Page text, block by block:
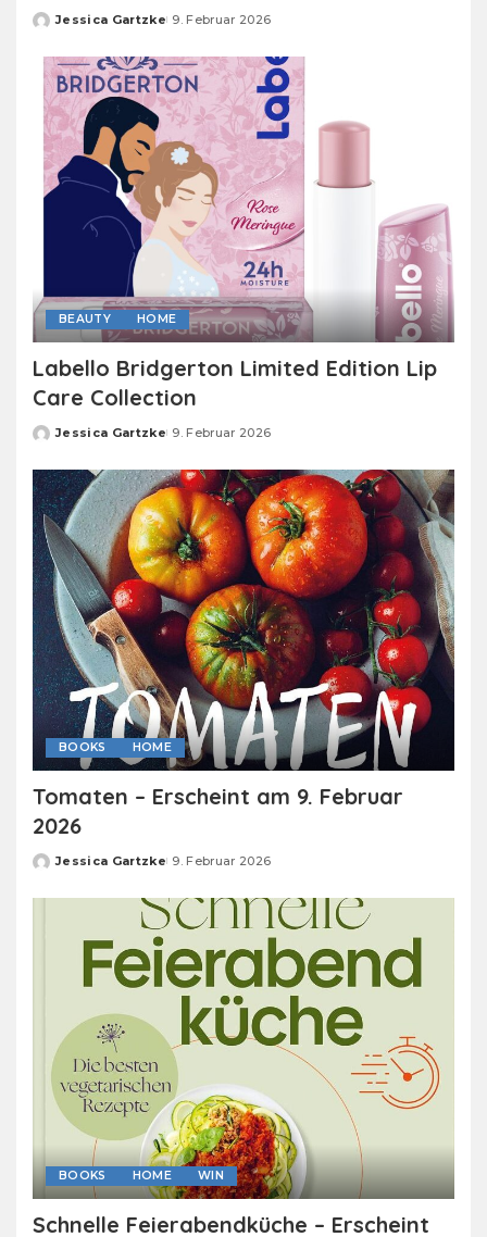
Posted
Jessica Gartzke 9. Februar 2026
BEAUTY HOME
Labello Bridgerton Limited Edition Lip
Care Collection
Posted
Jessica Gartzke 9. Februar 2026
BOOKS HOME
Tomaten – Erscheint am 9. Februar
2026
Posted
Jessica Gartzke 9. Februar 2026
BOOKS HOME WIN
Schnelle Feierabendküche – Erscheint